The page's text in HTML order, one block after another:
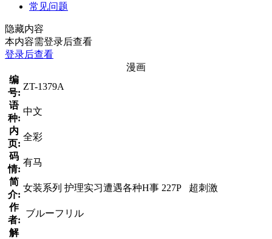
常见问题
隐藏内容
本内容需登录后查看
登录后查看
漫画
编
号:
ZT-1379A
语
种:
中文
内
页:
全彩
码
情:
有马
简
介:
女装系列 护理实习遭遇各种H事 227P 超刺激
作
者:
ブルーフリル
解